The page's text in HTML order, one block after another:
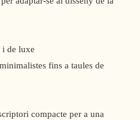
i de luxe
fins a taules de
compacte per a una